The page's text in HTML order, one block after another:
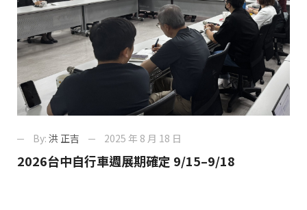
By: 洪 正吉 2025 年 8 月 18 日
2026台中自行車週展期確定 9/15–9/18